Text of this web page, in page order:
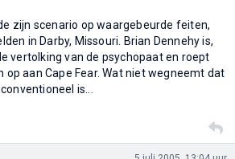
zijn scenario op waargebeurde feiten,
in Darby, Missouri. Brian Dennehy is,
vertolking van de psychopaat en roept
op aan Cape Fear. Wat niet wegneemt dat
is...